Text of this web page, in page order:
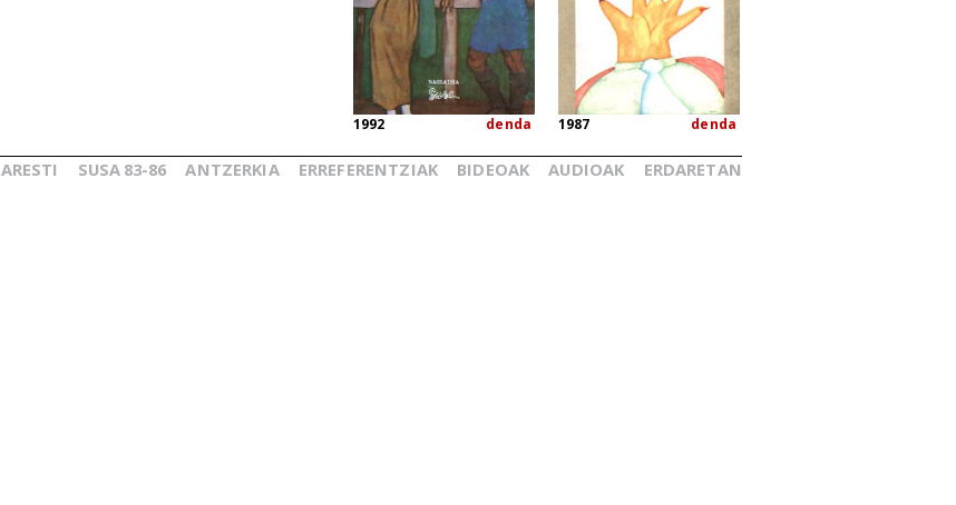
denda
1992 denda
1987
ARESTI SUSA 83-86 ANTZERKIA ERREFERENTZIAK BIDEOAK AUDIOAK ERDARETAN